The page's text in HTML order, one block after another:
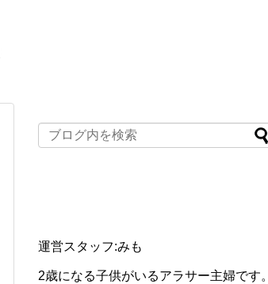
運営スタッフ:みも
2歳になる子供がいるアラサー主婦です。